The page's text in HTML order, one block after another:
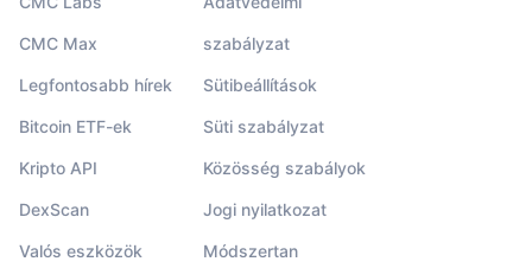
CMC Max
Legfontosabb hírek
Bitcoin ETF-ek
Kripto API
DexScan
Valós eszközök
szabályzat
Sütibeállítások
Süti szabályzat
Közösség szabályok
Jogi nyilatkozat
Módszertan